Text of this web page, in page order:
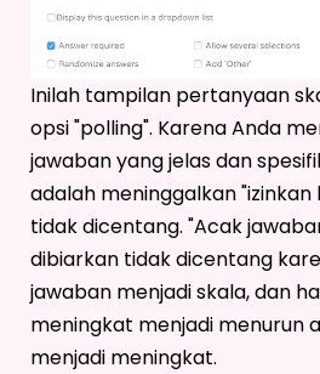
Inilah tampilan pertanyaan
opsi "polling". Karena Anda
jawaban yang jelas dan
adalah meninggalkan
tidak dicentang. "Acak
dibiarkan tidak dicentang
jawaban menjadi skala, dan
meningkat menjadi menurun
menjadi meningkat.